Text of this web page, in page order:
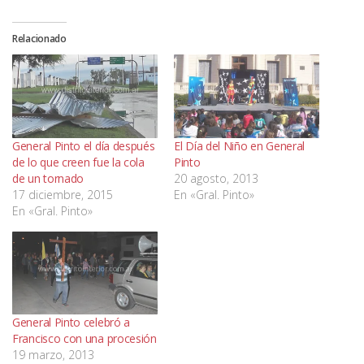
Relacionado
General Pinto el día después
de lo que creen fue la cola
de un tornado
17 diciembre, 2015
En «Gral. Pinto»
El Día del Niño en General
Pinto
20 agosto, 2013
En «Gral. Pinto»
General Pinto celebró a
Francisco con una procesión
19 marzo, 2013